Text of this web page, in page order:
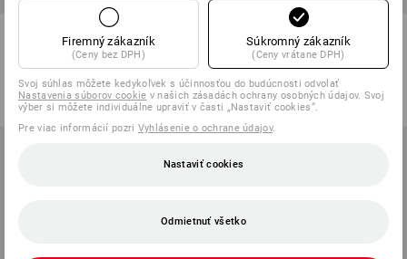
STRAUSSbox 215 midi Color
7 farieb
od 45,39 €
(v. DPH) od 6 ks
STRAUSSbox 340 midi Color
7 farieb
od 49,08 €
(v. DPH) od 6 ks
Firemný zákazník
(Ceny bez DPH)
Súkromný zákazník
(Ceny vrátane DPH)
Svoj súhlas môžete kedykoľvek s účinnosťou do budúcnosti odvolať
Nastavenia súborov cookie v našich zásadách ochrany osobných údajov. Svoj
výber si môžete individuálne upraviť v časti „Nastaviť cookies“.
Pre viac informácií pozri Vyhlásenie o ochrane údajov.
Nastaviť cookies
Odmietnuť všetko